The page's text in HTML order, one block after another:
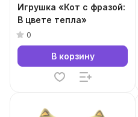
Игрушка «Кот с фразой:
В цвете тепла»
0
В корзину